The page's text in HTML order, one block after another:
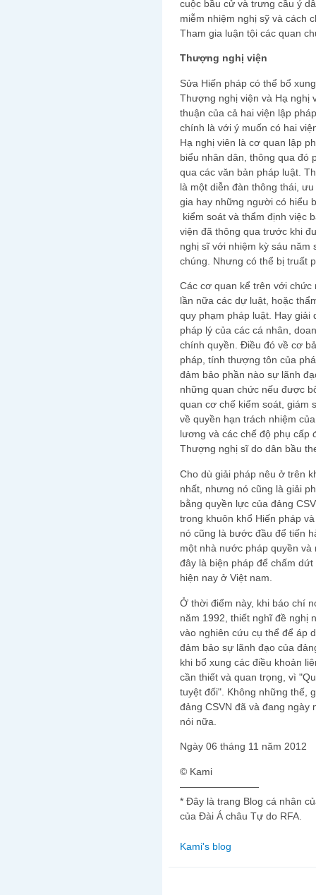
cuộc bầu cử và trưng cầu ý
miễm nhiệm nghị sỹ và cách
Tham gia luận tội các quan
Thượng nghị viện
Sửa Hiến pháp có thể bổ
Thượng nghị viện và Hạ nghị
thuận của cả hai viện lập
chính là với ý muốn có hai
Hạ nghị viên là cơ quan lập
biểu nhân dân, thông qua đó
qua các văn bản pháp luật.
là một diễn đàn thông thái,
gia hay những người có hiểu
kiểm soát và thẩm định việc
viện đã thông qua trước khi
nghị sĩ với nhiệm kỳ sáu năm
chúng. Nhưng có thể bị truất
Các cơ quan kể trên với
lần nữa các dự luật, hoặc
quy phạm pháp luật. Hay giải
pháp lý của các cá nhân,
chính quyền. Điều đó về cơ
pháp, tính thượng tôn của
đảm bảo phần nào sự lãnh
những quan chức nếu được
quan cơ chế kiểm soát, giám
về quyền hạn trách nhiệm
lương và các chế độ phụ cấp
Thượng nghị sĩ do dân bầu
Cho dù giải pháp nêu ở trên
nhất, nhưng nó cũng là giải
bằng quyền lực của đảng
trong khuôn khổ Hiến pháp
nó cũng là bước đầu để tiến
một nhà nước pháp quyền
đây là biện pháp để chấm
hiện nay ở Việt nam.
Ở thời điểm này, khi báo chí
năm 1992, thiết nghĩ đề nghị
vào nghiên cứu cụ thể để áp
đảm bảo sự lãnh đạo của
khi bổ xung các điều khoản
cần thiết và quan trọng, vì
tuyệt đối". Không những thế,
đảng CSVN đã và đang ngày
nói nữa.
Ngày 06 tháng 11 năm 2012
© Kami
————————
* Đây là trang Blog cá nhân
của Đài Á châu Tự do RFA.
Kami's blog